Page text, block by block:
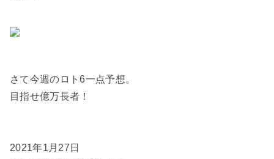
さて今週のロト6一点予想。
目指せ億万長者！
2021年1月27日